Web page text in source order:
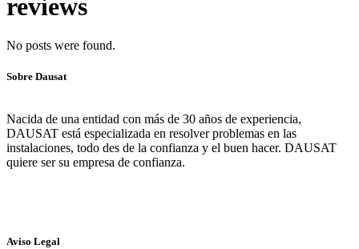
reviews
No posts were found.
Sobre Dausat
Nacida de una entidad con más de 30 años de experiencia,
DAUSAT está especializada en resolver problemas en las
instalaciones, todo des de la confianza y el buen hacer. DAUSAT
quiere ser su empresa de confianza.
Aviso Legal